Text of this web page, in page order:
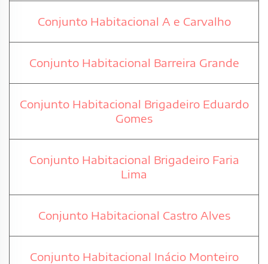
Conjunto Habitacional A e Carvalho
Conjunto Habitacional Barreira Grande
Conjunto Habitacional Brigadeiro Eduardo
Gomes
Conjunto Habitacional Brigadeiro Faria
Lima
Conjunto Habitacional Castro Alves
Conjunto Habitacional Inácio Monteiro